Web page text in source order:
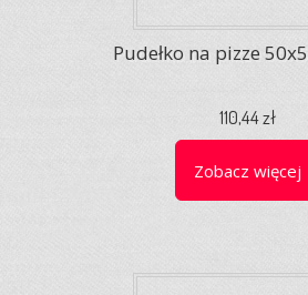
Pudełko na pizze
110,44 zł
Zobacz więcej